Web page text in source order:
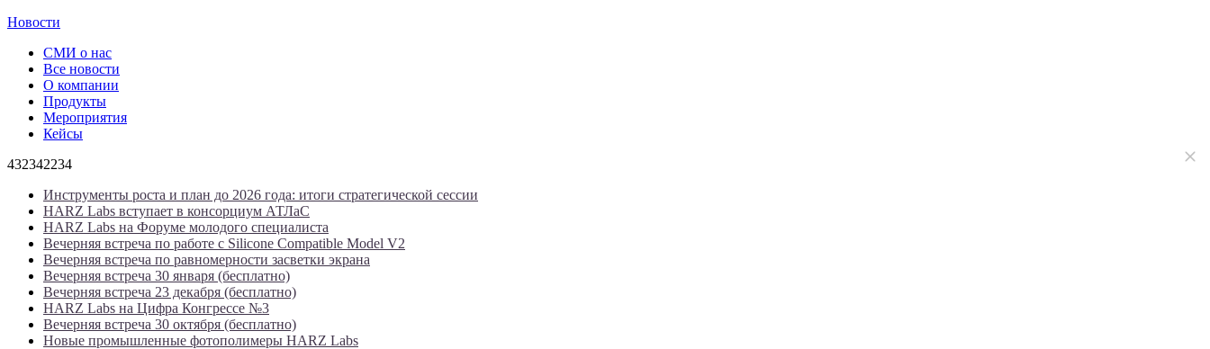
Новости
СМИ о нас
Все новости
О компании
Продукты
Мероприятия
Кейсы
432342234
Инструменты роста и план до 2026 года: итоги стратегической сессии
HARZ Labs вступает в консорциум АТЛаС
HARZ Labs на Форуме молодого специалиста
Вечерняя встреча по работе с Silicone Compatible Model V2
Вечерняя встреча по равномерности засветки экрана
Вечерняя встреча 30 января (бесплатно)
Вечерняя встреча 23 декабря (бесплатно)
HARZ Labs на Цифра Конгрессе №3
Вечерняя встреча 30 октября (бесплатно)
Новые промышленные фотополимеры HARZ Labs